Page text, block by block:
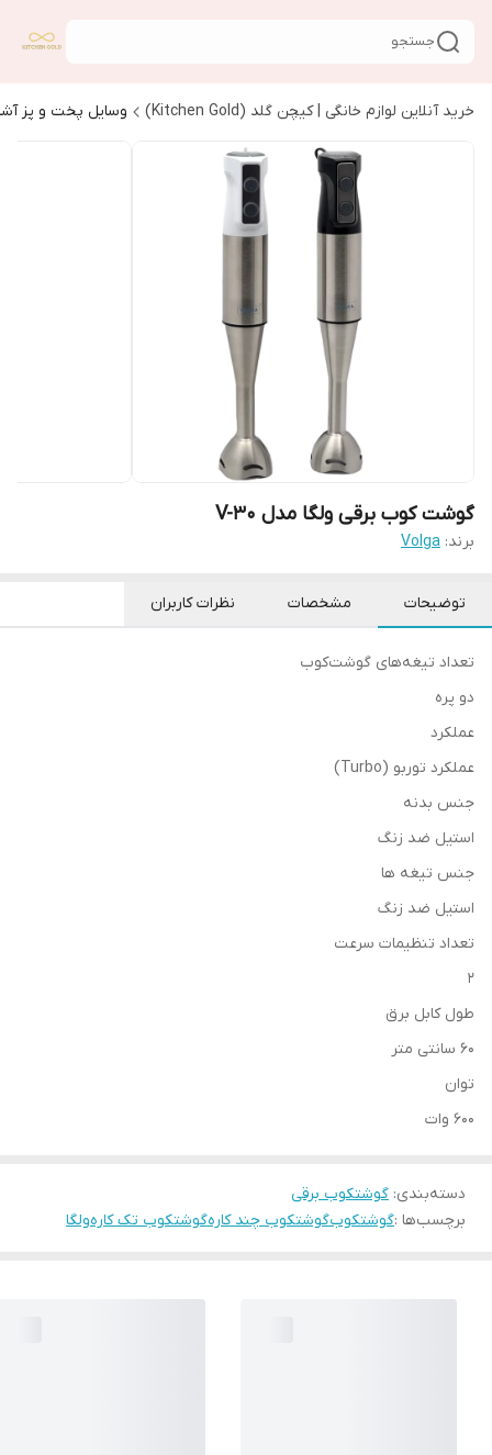
جستجو
خرید آنلاین لوازم خانگی | کیچن گلد (Kitchen Gold) وسایل پخت و پز
گوشت کوب برقی ولگا مدل V-30
برند: Volga
توضیحات مشخصات نظرات کاربران
تعداد تیغه‌های گوشت‌کوب
دو پره
عملکرد
عملکرد توربو (Turbo)
جنس بدنه
استیل ضد زنگ
جنس تیغه ها
استیل ضد زنگ
تعداد تنظیمات سرعت
2
طول کابل برق
60 سانتی متر
توان
600 وات
دسته‌بندی: گوشتکوب برقی
برچسب‌ها :گوشتکوبگوشتکوب چند کارهگوشتکوب تک کارهولگا